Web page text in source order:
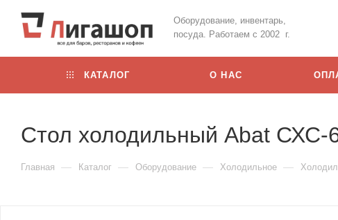
Оборудование, инвентарь,
посуда. Работаем с 2002 г.
КАТАЛОГ О НАС
Стол холодильный Abat СХС-
Главная — Каталог — Оборудование — Холодильное —